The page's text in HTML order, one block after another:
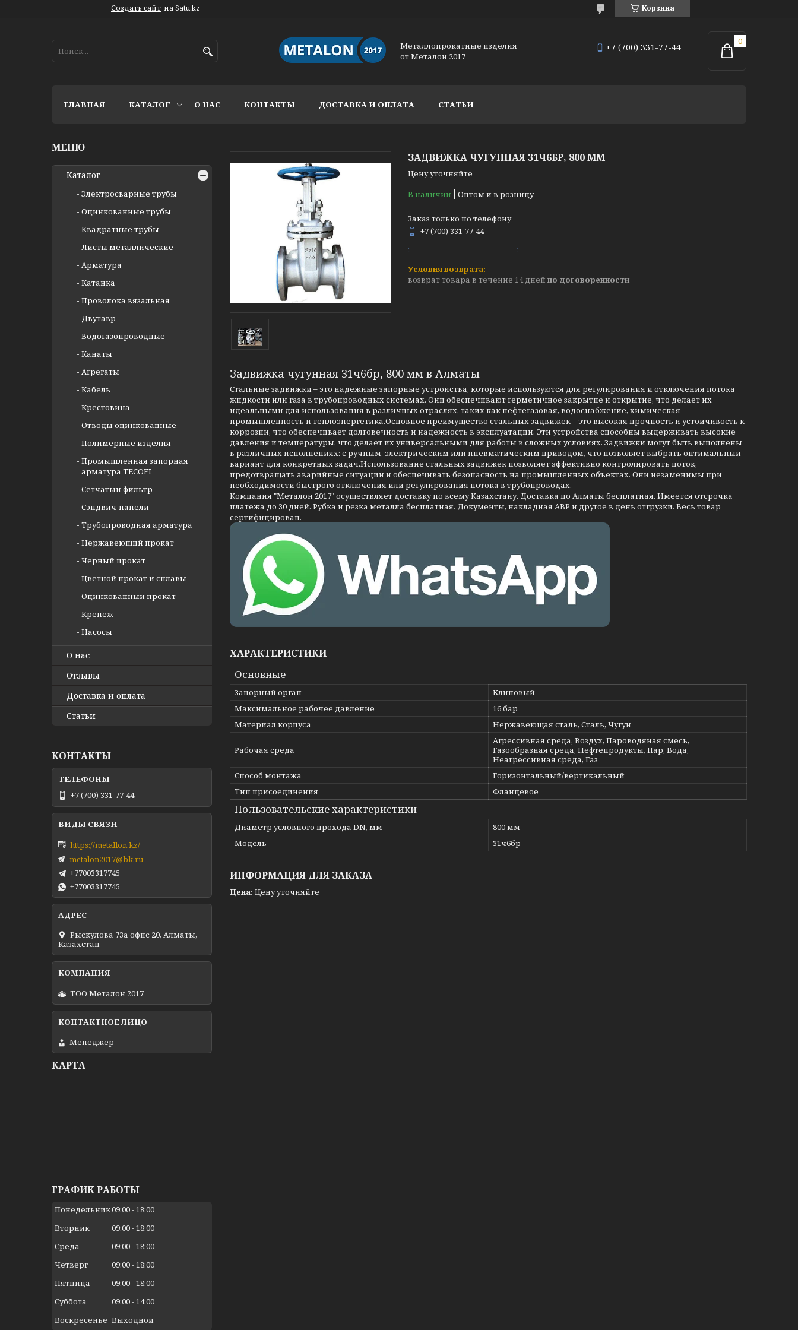
Создать сайт на Satu.kz Корзина
Металлопрокатные изделия
от Металон 2017
+7 (700) 331-77-44
ГЛАВНАЯ КАТАЛОГ О НАС КОНТАКТЫ ДОСТАВКА И ОПЛАТА СТАТЬИ
ЗАДВИЖКА ЧУГУННАЯ 31Ч6БР, 800 ММ
Цену уточняйте
В наличии
Оптом и в розницу
Заказ только по телефону
+7 (700) 331-77-44
возврат товара в течение 14 дней по договоренности
Задвижка чугунная 31ч6бр, 800 мм в Алматы
Стальные задвижки – это надежные запорные устройства, которые используются для регулирования и отключения потока
жидкости или газа в трубопроводных системах. Они обеспечивают герметичное закрытие и открытие, что делает их
идеальными для использования в различных отраслях, таких как нефтегазовая, водоснабжение, химическая
промышленность и теплоэнергетика.Основное преимущество стальных задвижек – это высокая прочность и устойчивость к
коррозии, что обеспечивает долговечность и надежность в эксплуатации. Эти устройства способны выдерживать высокие
давления и температуры, что делает их универсальными для работы в сложных условиях. Задвижки могут быть выполнены
в различных исполнениях: с ручным, электрическим или пневматическим приводом, что позволяет выбрать оптимальный
вариант для конкретных задач.Использование стальных задвижек позволяет эффективно контролировать поток,
предотвращать аварийные ситуации и обеспечивать безопасность на промышленных объектах. Они незаменимы при
необходимости быстрого отключения или регулирования потока в трубопроводах.
Компания "Металон 2017" осуществляет доставку по всему Казахстану. Доставка по Алматы бесплатная. Имеется отсрочка
платежа до 30 дней. Рубка и резка металла бесплатная. Документы, накладная АВР и другое в день отгрузки. Весь товар
сертифицирован.
ХАРАКТЕРИСТИКИ
Основные
Запорный орган
Клиновый
Максимальное рабочее давление
16 бар
Материал корпуса
Нержавеющая сталь, Сталь, Чугун
Рабочая среда
Агрессивная среда, Воздух, Пароводяная смесь,
Газообразная среда, Нефтепродукты, Пар, Вода,
Неагрессивная среда, Газ
Способ монтажа
Горизонтальный/вертикальный
Тип присоединения
Фланцевое
Пользовательские характеристики
Диаметр условного прохода DN, мм
800 мм
Модель
31ч6бр
ИНФОРМАЦИЯ ДЛЯ ЗАКАЗА
Цена: Цену уточняйте
Каталог
Электросварные трубы
Оцинкованные трубы
Квадратные трубы
Листы металлические
Арматура
Катанка
Проволока вязальная
Двутавр
Водогазопроводные
Канаты
Агрегаты
Кабель
Крестовина
Отводы оцинкованные
Полимерные изделия
Промышленная запорная
арматура TECOFI
Сетчатый фильтр
Сэндвич-панели
Трубопроводная арматура
Нержавеющий прокат
Черный прокат
Цветной прокат и сплавы
Оцинкованный прокат
Крепеж
Насосы
О нас
Отзывы
Доставка и оплата
Статьи
КОНТАКТЫ
+7 (700) 331-77-44
https://metallon.kz/
metalon2017@bk.ru
+77003317745
+77003317745
Рыскулова 73а офис 20, Алматы,
Казахстан
ТОО Металон 2017
Менеджер
КАРТА
ГРАФИК РАБОТЫ
Понедельник09:00 18:00
Вторник
09:00 18:00
Среда
09:00 18:00
Четверг
09:00 18:00
Пятница
09:00 18:00
Суббота
09:00 14:00
Воскресенье Выходной